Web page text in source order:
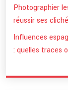
Photographier
réussir ses
Influences
: quelles traces